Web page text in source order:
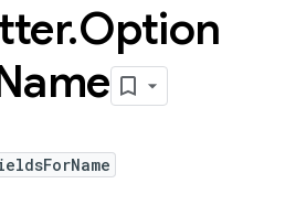
.Option